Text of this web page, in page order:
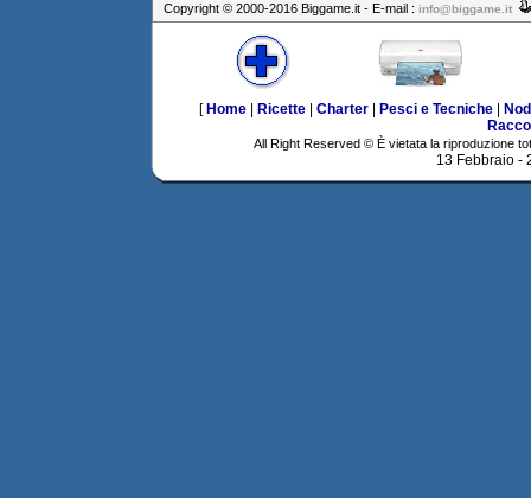
Copyright © 2000-2016 Biggame.it - E-mail : info@biggame.it
[ Home| Ricette| Charter| Pesci e Tecniche|
All Right Reserved © È vietata la riproduzione
13 Febbraio -